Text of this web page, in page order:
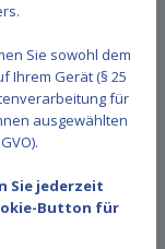
Sie sowohl dem
Ihrem Gerät (§ 25
für
ausgewählten
Sie jederzeit
Button für